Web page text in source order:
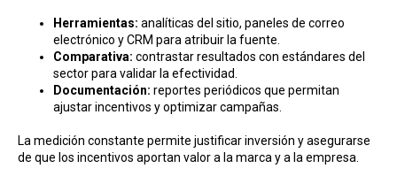
Herramientas: analíticas del sitio, paneles de correo
electrónico y CRM para atribuir la fuente.
Comparativa: contrastar resultados con estándares del
sector para validar la efectividad.
Documentación: reportes periódicos que permitan
ajustar incentivos y optimizar campañas.
La medición constante permite justificar inversión y asegurarse
de que los incentivos aportan valor a la marca y a la empresa.